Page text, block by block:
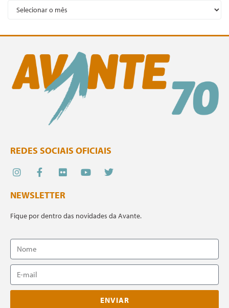
REDES SOCIAIS OFICIAIS
NEWSLETTER
Fique por dentro das novidades da Avante.
ENVIAR